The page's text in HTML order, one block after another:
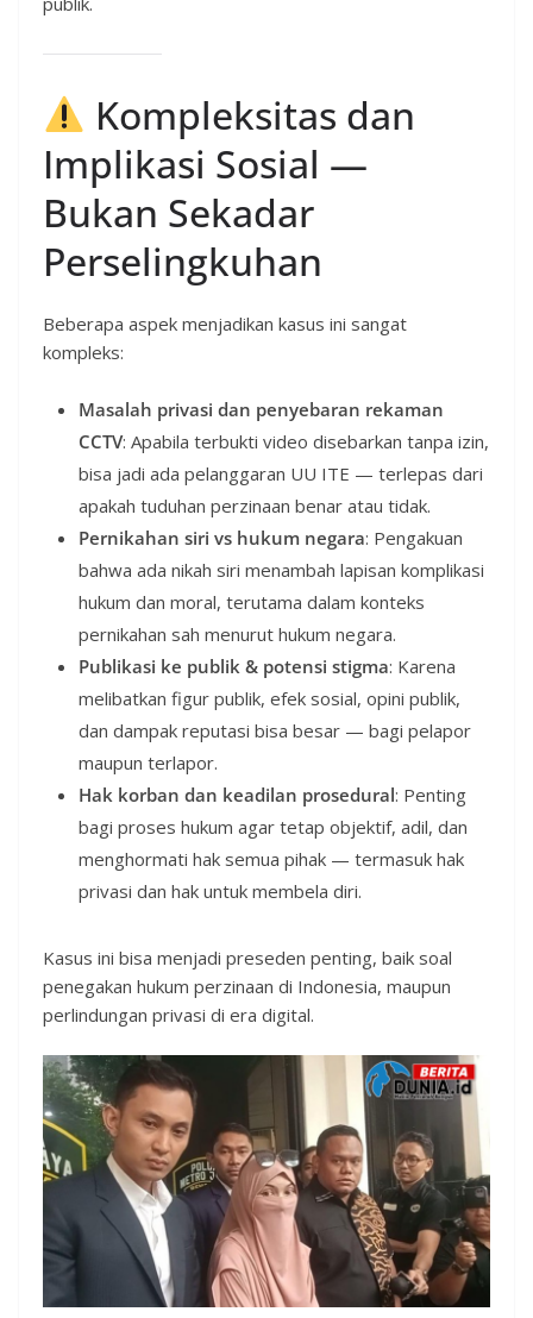
Kompleksitas dan
Implikasi Sosial —
Bukan Sekadar
Perselingkuhan
Beberapa aspek menjadikan kasus ini sangat
kompleks:
Masalah privasi dan penyebaran rekaman
CCTV: Apabila terbukti video disebarkan tanpa izin,
bisa jadi ada pelanggaran UU ITE — terlepas dari
apakah tuduhan perzinaan benar atau tidak.
Pernikahan siri vs hukum negara: Pengakuan
bahwa ada nikah siri menambah lapisan komplikasi
hukum dan moral, terutama dalam konteks
pernikahan sah menurut hukum negara.
Publikasi ke publik & potensi stigma: Karena
melibatkan figur publik, efek sosial, opini publik,
dan dampak reputasi bisa besar — bagi pelapor
maupun terlapor.
Hak korban dan keadilan prosedural: Penting
bagi proses hukum agar tetap objektif, adil, dan
menghormati hak semua pihak — termasuk hak
privasi dan hak untuk membela diri.
Kasus ini bisa menjadi preseden penting, baik soal
penegakan hukum perzinaan di Indonesia, maupun
perlindungan privasi di era digital.